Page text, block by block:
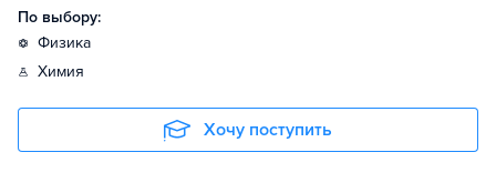
По выбору:
физика
химия
Хочу поступить